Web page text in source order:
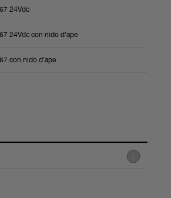
24Vdc
24Vdc con nido d'ape
con nido d'ape